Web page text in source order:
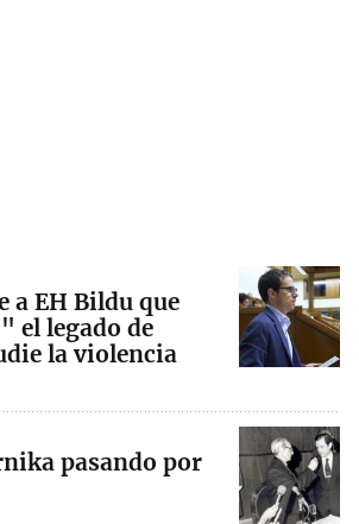
a EH Bildu que
el legado de
la violencia
pasando por